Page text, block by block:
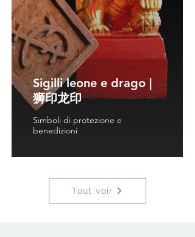
Sigilli leone e drago |
狮印龙印
Simboli di protezione e
benedizioni
Tout voir